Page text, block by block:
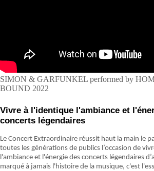
SIMON & GARFUNKEL performed by
BOUND 2022
Vivre à l'identique l'ambiance et
concerts légendaires
Le Concert Extraordinaire réussit haut la main le
toutes les générations de publics l’occasion de
l'ambiance et l'énergie des concerts légendaires
marqué à jamais l'histoire de la musique, c'est